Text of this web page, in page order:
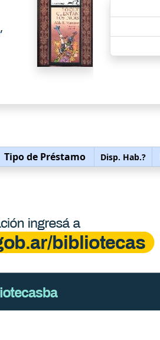
,
Tipo de Préstamo Disp. Hab.?